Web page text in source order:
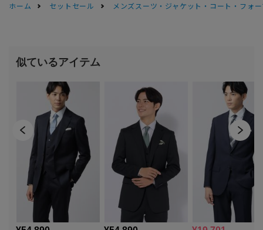
ホーム
セットセール メンズスーツ・ジャケット・コート・フォ